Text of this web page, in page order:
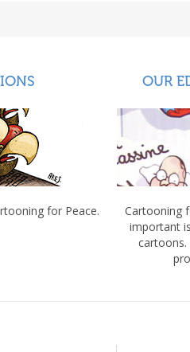
for Peace.
OUR
Cartooning
important
cartoons.